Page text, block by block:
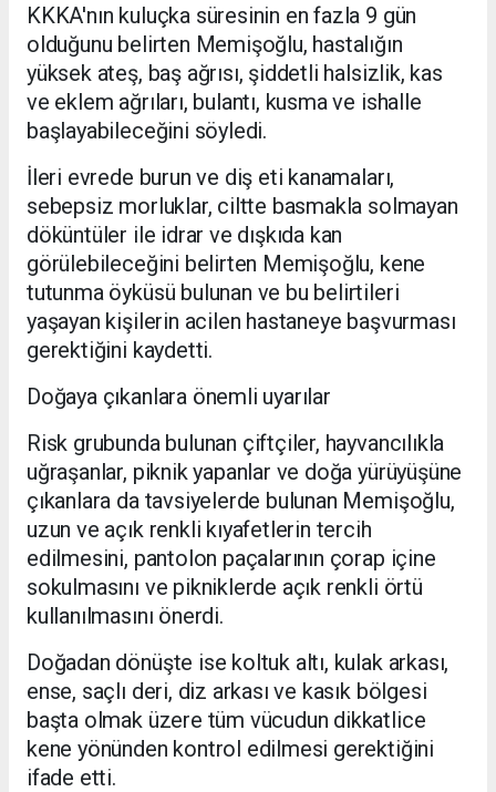
KKKA'nın kuluçka süresinin en fazla 9 gün
olduğunu belirten Memişoğlu, hastalığın
yüksek ateş, baş ağrısı, şiddetli halsizlik, kas
ve eklem ağrıları, bulantı, kusma ve ishalle
başlayabileceğini söyledi.
İleri evrede burun ve diş eti kanamaları,
sebepsiz morluklar, ciltte basmakla solmayan
döküntüler ile idrar ve dışkıda kan
görülebileceğini belirten Memişoğlu, kene
tutunma öyküsü bulunan ve bu belirtileri
yaşayan kişilerin acilen hastaneye başvurması
gerektiğini kaydetti.
Doğaya çıkanlara önemli uyarılar
Risk grubunda bulunan çiftçiler, hayvancılıkla
uğraşanlar, piknik yapanlar ve doğa yürüyüşüne
çıkanlara da tavsiyelerde bulunan Memişoğlu,
uzun ve açık renkli kıyafetlerin tercih
edilmesini, pantolon paçalarının çorap içine
sokulmasını ve pikniklerde açık renkli örtü
kullanılmasını önerdi.
Doğadan dönüşte ise koltuk altı, kulak arkası,
ense, saçlı deri, diz arkası ve kasık bölgesi
başta olmak üzere tüm vücudun dikkatlice
kene yönünden kontrol edilmesi gerektiğini
ifade etti.